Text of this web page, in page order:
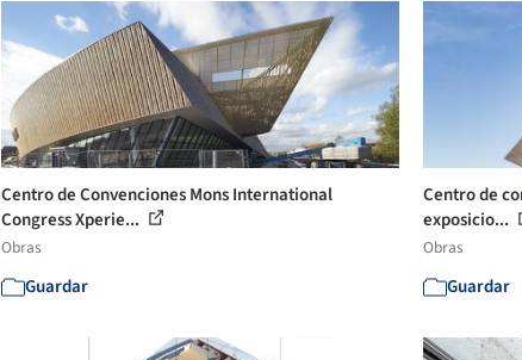
Centro de Convenciones Mons International
Congress Xperie...
Obras
Guardar
Centro de
exposicio...
Obras
Guardar